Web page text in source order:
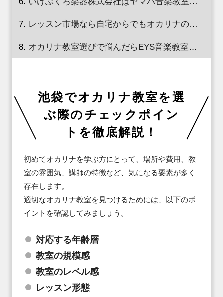
レッスン市場なら自宅からでもオカリナのレッスンができる
オカリナ教室選びで悩んだらEYS音楽教室の無料体験へ
池袋でオカリナ教室を選
ぶ際のチェックポイン
トを徹底解説！
初めてオカリナを学ぶ方にとって、場所や費用、教
室の雰囲気、講師の特徴など、気になる要素が多く
存在します。
適切なオカリナ教室を見つけるためには、以下のポ
イントを確認してみましょう。
対応する年齢層
教室の規模感
教室のレベル感
レッスン形態